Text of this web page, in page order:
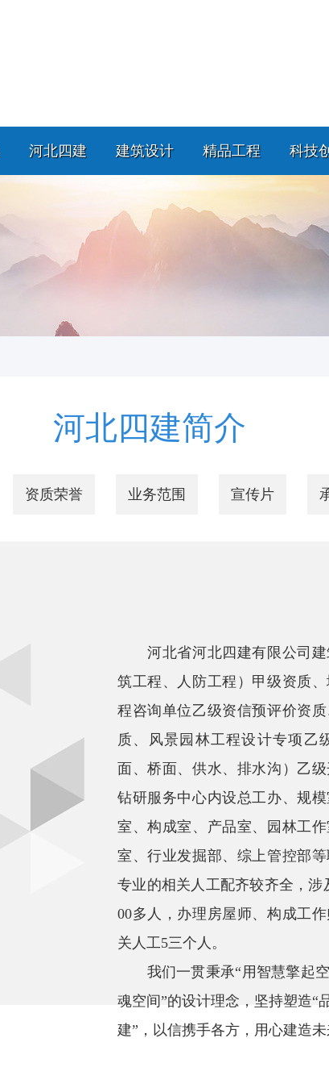
河北四建 建筑设计 精品工程 科技
河北四建简介
资质荣誉 业务范围 宣传片
河北省河北四建有限公司建
筑工程、人防工程）甲级资质
程咨询单位乙级资信预评价资
质、风景园林工程设计专项乙
面、桥面、供水、排水沟）乙
钻研服务中心内设总工办、规
室、构成室、产品室、园林工
室、行业发掘部、综上管控部
专业的相关人工配齐较齐全，
00多人，办理房屋师、构成工
关人工5三个人。
我们一贯秉承“用智慧擎起空
魂空间”的设计理念，坚持塑造“
建”，以信携手各方，用心建造